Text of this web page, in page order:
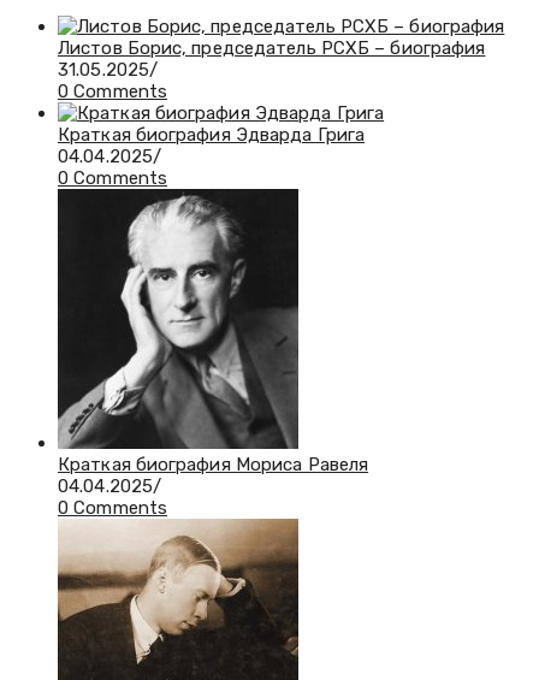
Листов Борис, председатель РСХБ – биография
31.05.2025/
0 Comments
Краткая биография Эдварда Грига
04.04.2025/
0 Comments
Краткая биография Мориса Равеля
04.04.2025/
0 Comments